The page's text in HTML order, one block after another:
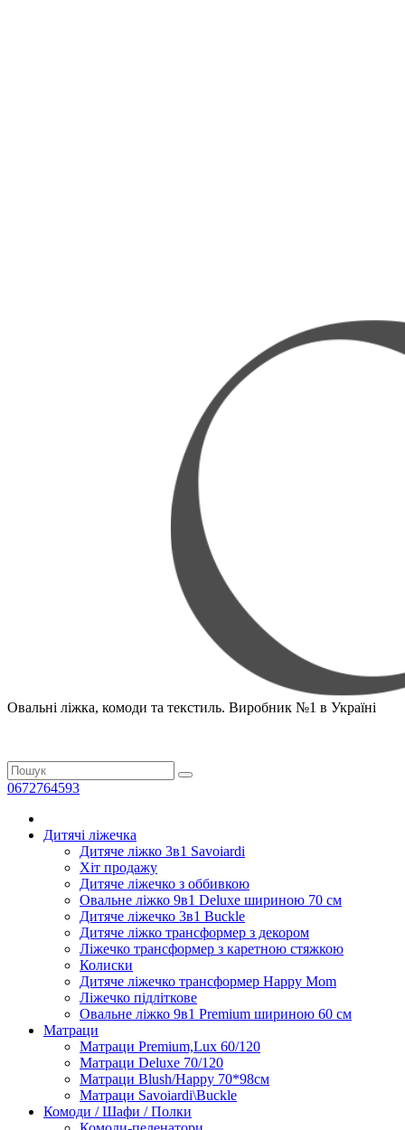
Овальні ліжка, комоди та текстиль. Виробник №1 в Україні
0672764593
Дитячі ліжечка
Дитяче ліжко 3в1 Savoiardi
Хіт продажу
Дитяче ліжечко з оббивкою
Овальне ліжко 9в1 Deluxe шириною 70 см
Дитяче ліжечко 3в1 Buckle
Дитяче ліжко трансформер з декором
Ліжечко трансформер з каретною стяжкою
Колиски
Дитяче ліжечко трансформер Happy Mom
Ліжечко підліткове
Овальне ліжко 9в1 Premium шириною 60 см
Матраци
Матраци Premium,Lux 60/120
Матраци Deluxe 70/120
Матраци Blush/Happy 70*98см
Матраци Savoiardi\Buckle
Комоди / Шафи / Полки